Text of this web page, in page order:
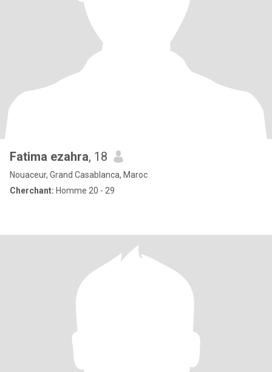
Fatima ezahra, 18
Nouaceur, Grand Casablanca, Maroc
Cherchant: Homme 20 - 29